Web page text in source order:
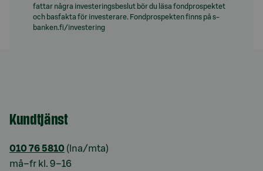
fattar några investeringsbeslut bör du läsa fondprospektet
och basfakta för investerare. Fondprospekten finns på s-
banken.fi/investering
Kundtjänst
010 76 5810 (lna/mta)
må–fr kl. 9–16